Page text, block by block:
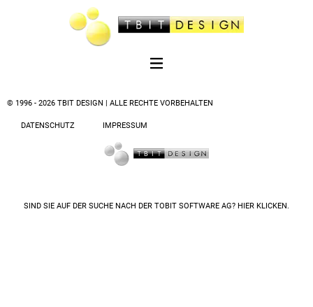
© 1996 - 2026 TBIT DESIGN | ALLE RECHTE VORBEHALTEN
DATENSCHUTZ IMPRESSUM
SIND SIE AUF DER SUCHE NACH DER TOBIT SOFTWARE AG? HIER KLICKEN.